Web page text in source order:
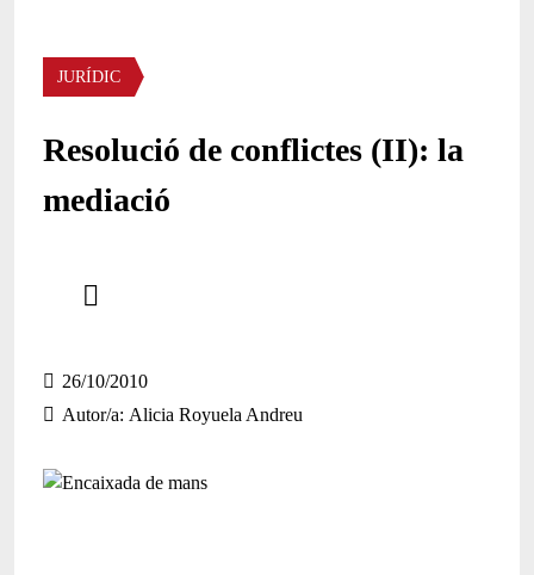
Àmbit
JURÍDIC
Resolució de conflictes (II): la
mediació
26/10/2010
Autor/a Alicia Royuela Andreu